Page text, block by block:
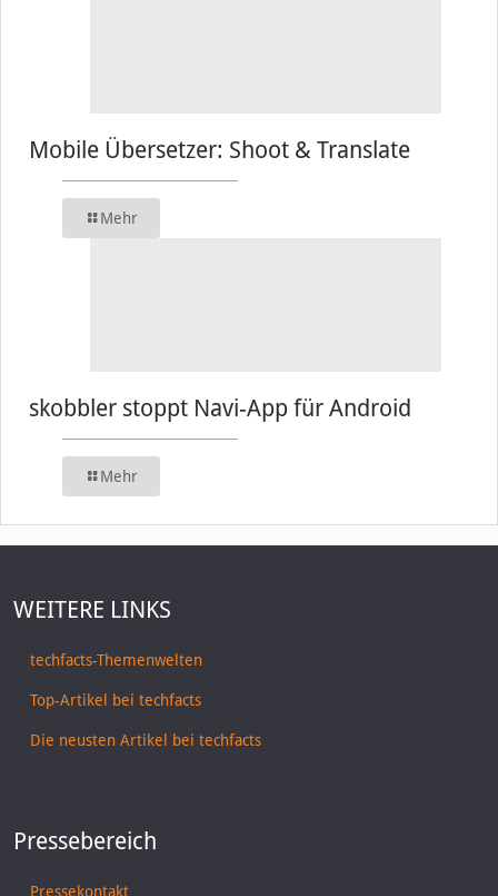
Mobile Übersetzer: Shoot & Translate
Mehr
skobbler stoppt Navi-App für Android
Mehr
WEITERE LINKS
techfacts-Themenwelten
Top-Artikel bei techfacts
Die neusten Artikel bei techfacts
Pressebereich
Pressekontakt